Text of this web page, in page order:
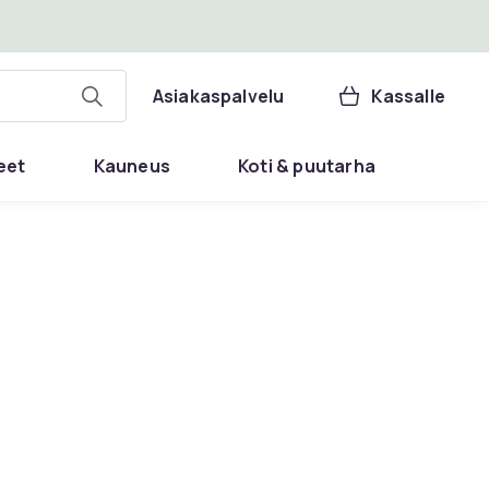
Asiakaspalvelu Kassalle
Kauneus Koti & puutarha